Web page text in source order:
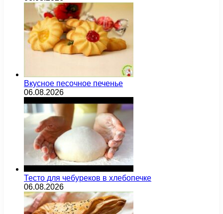
Вкусное песочное печенье
06.08.2026
Тесто для чебуреков в хлебопечке
06.08.2026